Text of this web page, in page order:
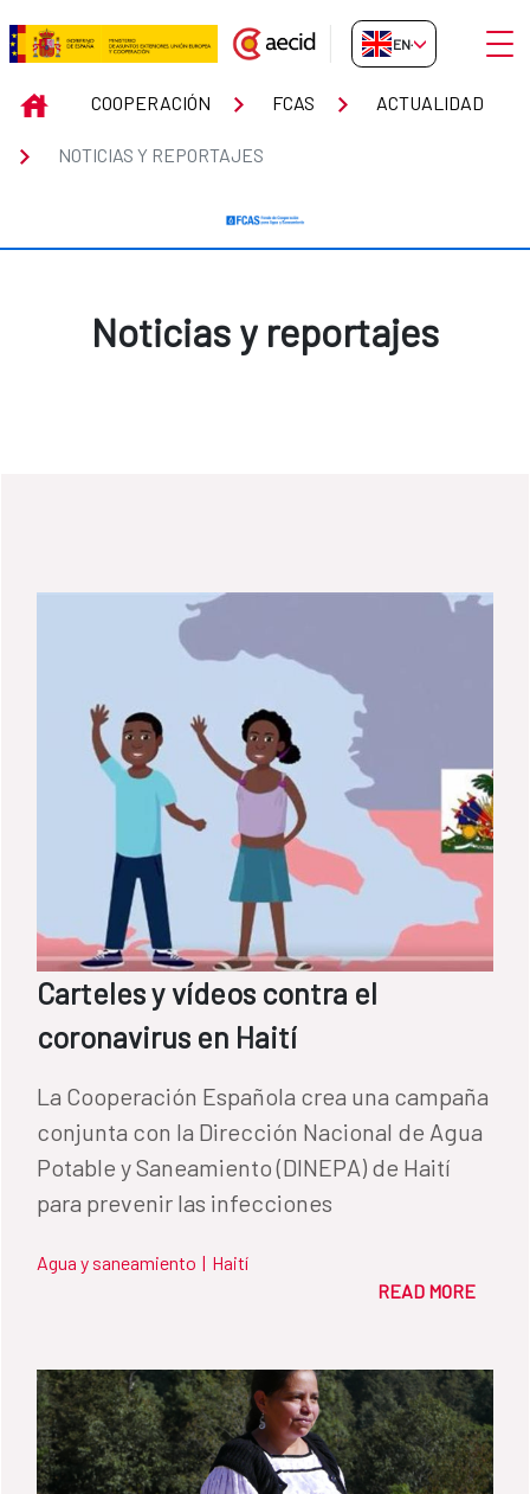
Skip to Main Content
Noticias y reportajes
EN-GB
INICIOCOOPERACIÓN FCAS ACTUALIDAD
NOTICIAS Y REPORTAJES
Noticias y reportajes
Carteles y vídeos contra el
coronavirus en Haití
La Cooperación Española crea una campaña
conjunta con la Dirección Nacional de Agua
Potable y Saneamiento (DINEPA) de Haití
para prevenir las infecciones
Agua y saneamiento | Haití
READ MORE